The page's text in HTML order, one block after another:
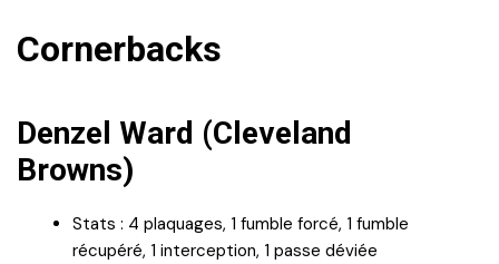
Cornerbacks
Denzel Ward (Cleveland
Browns)
Stats : 4 plaquages, 1 fumble forcé, 1 fumble
récupéré, 1 interception, 1 passe déviée